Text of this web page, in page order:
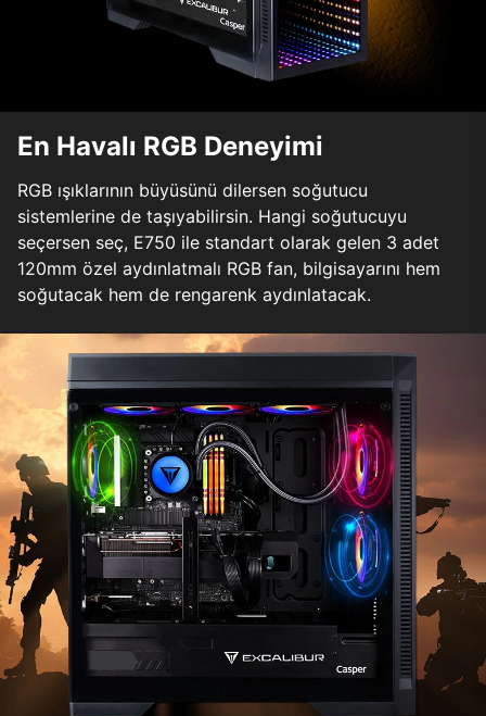
En Havalı RGB Deneyimi
RGB ışıklarının büyüsünü dilersen soğutucu
sistemlerine de taşıyabilirsin. Hangi soğutucuyu
seçersen seç, E750 ile standart olarak gelen 3 adet
120mm özel aydınlatmalı RGB fan, bilgisayarını hem
soğutacak hem de rengarenk aydınlatacak.